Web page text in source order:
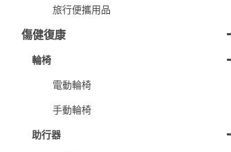
旅行便攜用品
傷健復康
輪椅
電動輪椅
手動輪椅
助行器